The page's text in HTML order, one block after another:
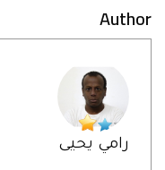
Author
رامي يحيى